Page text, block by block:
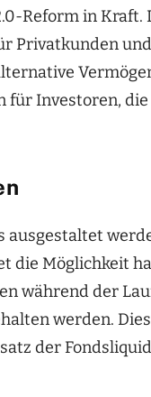
Reform in Kraft.
Privatkunden
Investoren,
ausgestaltet
die Möglichkeit
während der
werden.
der